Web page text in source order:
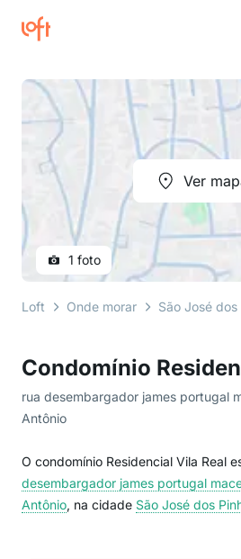
Condomínio
rua desembargador james portugal
Antônio
O condomínio Residencial Vila Real
desembargador james portugal
Antônio, na cidade São José dos
Ver
1 foto
Loft Onde morar São José dos